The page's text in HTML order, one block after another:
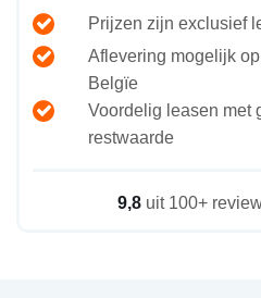
Prijzen zijn exclusief
Aflevering mogelijk
Belgïe
Voordelig leasen met
restwaarde
9,8 uit 100+